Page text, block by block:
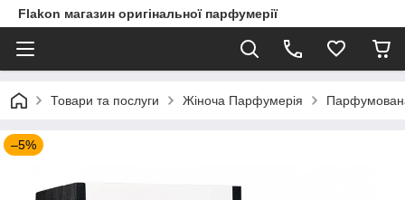
Flakon магазин оригінальної парфумерії
Товари та послуги Жіноча Парфумерія
–5%